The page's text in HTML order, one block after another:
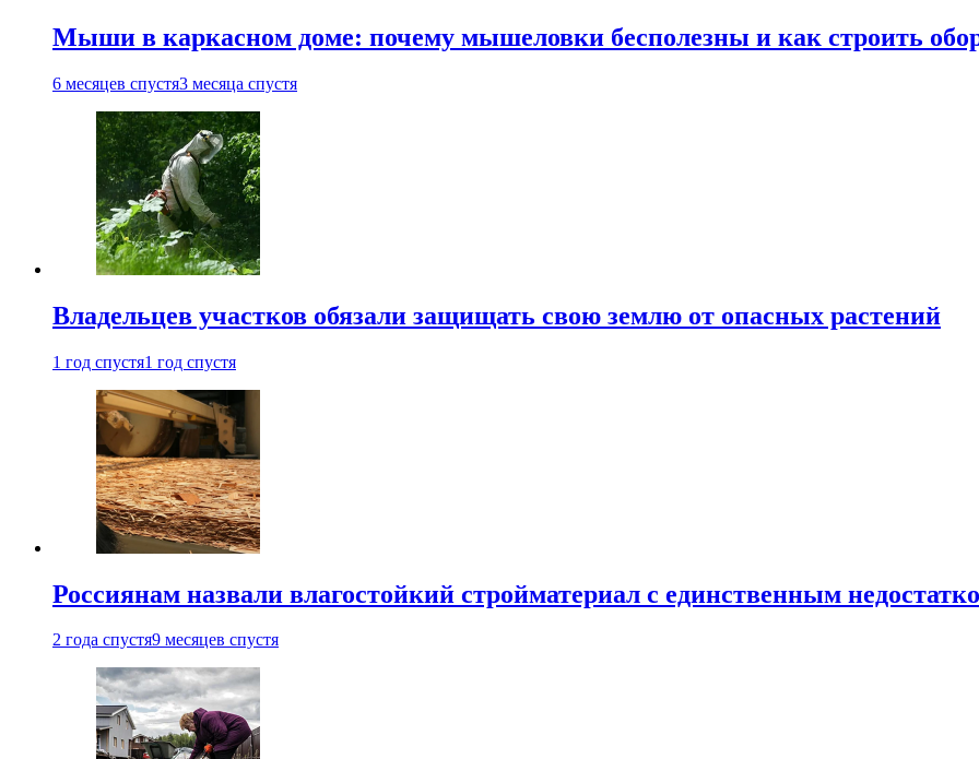
Мыши в каркасном доме: почему мышеловки бесполезны и как строить
6 месяцев спустя3 месяца спустя
Владельцев участков обязали защищать свою землю от опасных растений
1 год спустя1 год спустя
Россиянам назвали влагостойкий стройматериал с единственным
2 года спустя9 месяцев спустя